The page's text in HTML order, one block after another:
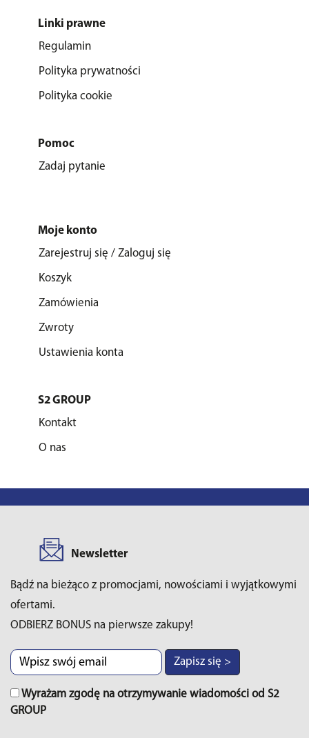
Linki prawne
Regulamin
Polityka prywatności
Polityka cookie
Pomoc
Zadaj pytanie
Moje konto
Zarejestruj się / Zaloguj się
Koszyk
Zamówienia
Zwroty
Ustawienia konta
S2 GROUP
Kontakt
O nas
Newsletter
Bądź na bieżąco z promocjami, nowościami i wyjątkowymi
ofertami.
ODBIERZ BONUS na pierwsze zakupy!
Zapisz się >
Wyrażam zgodę na otrzymywanie wiadomości od S2
GROUP